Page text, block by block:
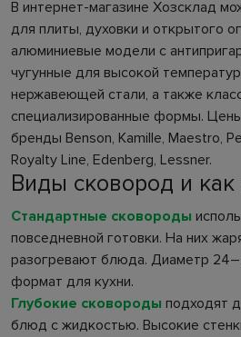
В интернет-магазине Хозсклад
для плиты, духовки и открытого
алюминиевые модели с
чугунные для высокой
нержавеющей стали, а также
специализированные формы.
бренды Benson, Kamille, Maestro,
Royalty Line, Edenberg, Lessner.
Виды сковород и как
Стандартные сковороды
повседневной готовки. На них
разогревают блюда. Диаметр
формат для кухни.
Глубокие сковороды подходят
блюд с жидкостью. Высокие